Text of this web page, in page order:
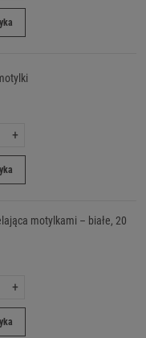
+
motylkami – białe, 20
+